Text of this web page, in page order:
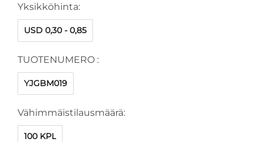
Yksikköhinta:
USD 0,30 - 0,85
TUOTENUMERO :
YJGBM019
Vähimmäistilausmäärä:
100 KPL